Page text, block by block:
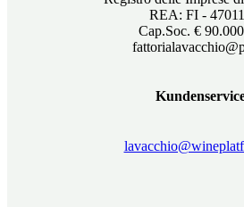
REA: FI -
Cap.Soc. €